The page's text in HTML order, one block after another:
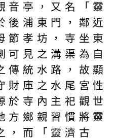
音亭，又名「靈
後浦東門，鄰近
節孝坊，寺坐東
可見之溝渠為自
傳統水路，故顯
財庫之水尾宮性
於寺內主祀觀世
方鄉親習慣將靈
，而「靈濟古